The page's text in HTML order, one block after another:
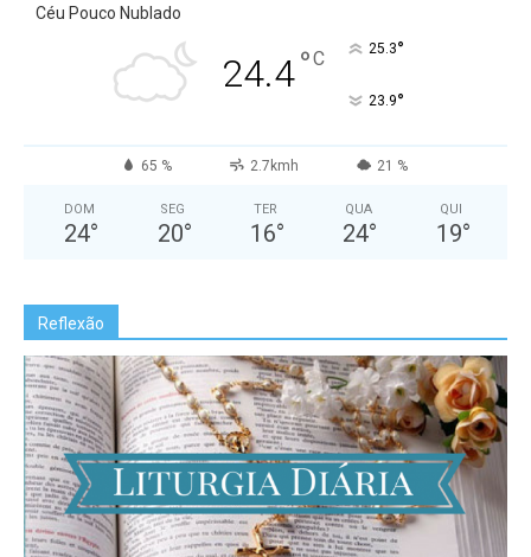
Céu Pouco Nublado
24.4°C 25.3°
23.9°
65 % 2.7kmh 21 %
DOM
24°
SEG
20°
TER
16°
QUA
24°
QUI
19°
Reflexão